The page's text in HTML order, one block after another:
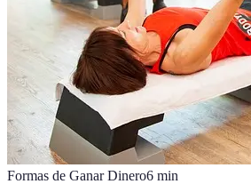
Formas de Ganar Dinero6 min